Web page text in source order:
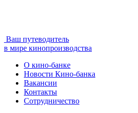
Ваш путеводитель
в мире кинопроизводства
О кино-банке
Новости Кино-банка
Вакансии
Контакты
Сотрудничество